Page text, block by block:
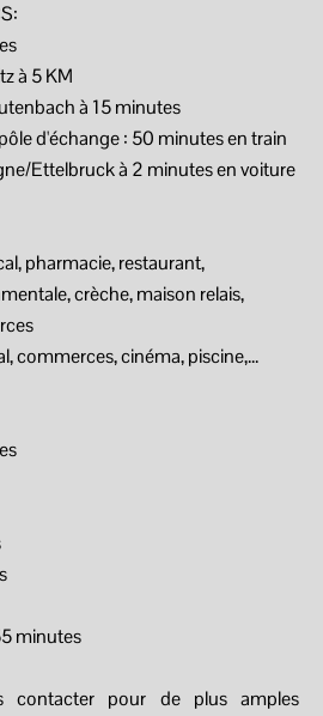
à 5 KM
à 15 minutes
d'échange : 50 minutes en train
Ettelbruck à 2 minutes en voiture
pharmacie, restaurant,
crèche, maison relais,
commerces, cinéma, piscine,...
minutes
contacter pour de plus amples